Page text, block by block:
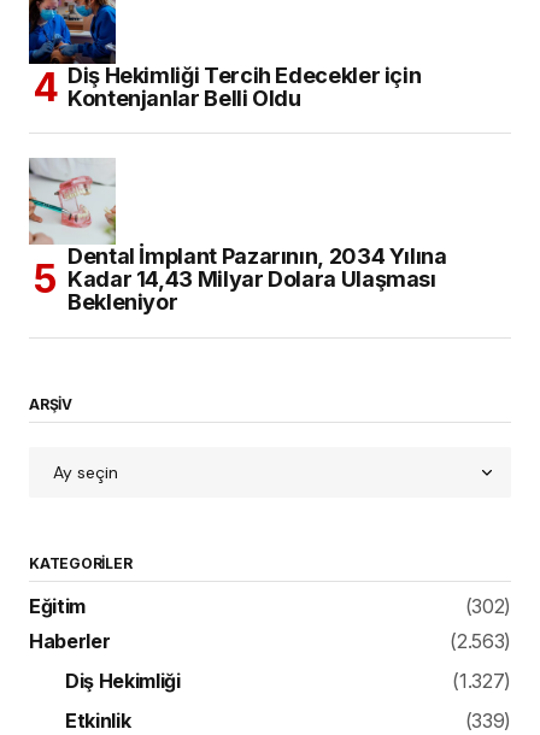
Diş Hekimliği Tercih Edecekler için
Kontenjanlar Belli Oldu
Dental İmplant Pazarının, 2034 Yılına
Kadar 14,43 Milyar Dolara Ulaşması
Bekleniyor
ARŞİV
KATEGORILER
Eğitim
(302)
Haberler
(2.563)
Diş Hekimliği
(1.327)
Etkinlik
(339)